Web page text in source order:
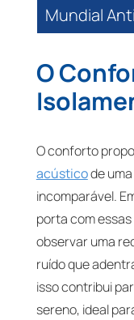
Mundial
O
O conforto
acústicode uma
incomparável.
porta com
observar uma
ruído que
isso contribui
sereno, ideal